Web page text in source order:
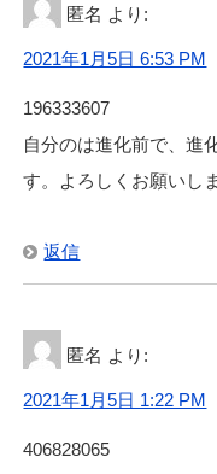
匿名 より:
2021年1月5日 6:53 PM
196333607
自分のは進化前で、進
す。よろしくお願いし
返信
匿名 より:
2021年1月5日 1:22 PM
406828065